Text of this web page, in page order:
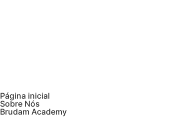
Página inicial
Sobre Nós
Brudam Academy